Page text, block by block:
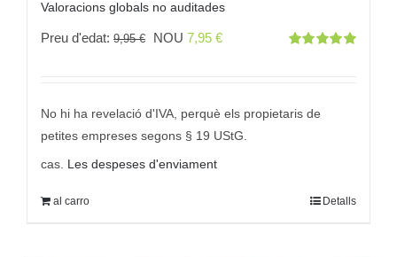
Valoracions globals no auditades
Preu d'edat: 9,95€
El
era:
9,95 €
NOU 7,95 €El
és:
7,95 €.
No hi ha revelació d'IVA, perquè els propietaris de
petites empreses segons § 19 UStG.
cas. Les despeses d'enviament
al carro Detalls